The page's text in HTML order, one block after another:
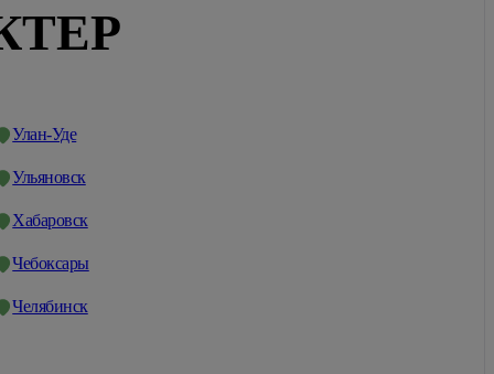
Улан-Уде
Ульяновск
Хабаровск
Чебоксары
Челябинск